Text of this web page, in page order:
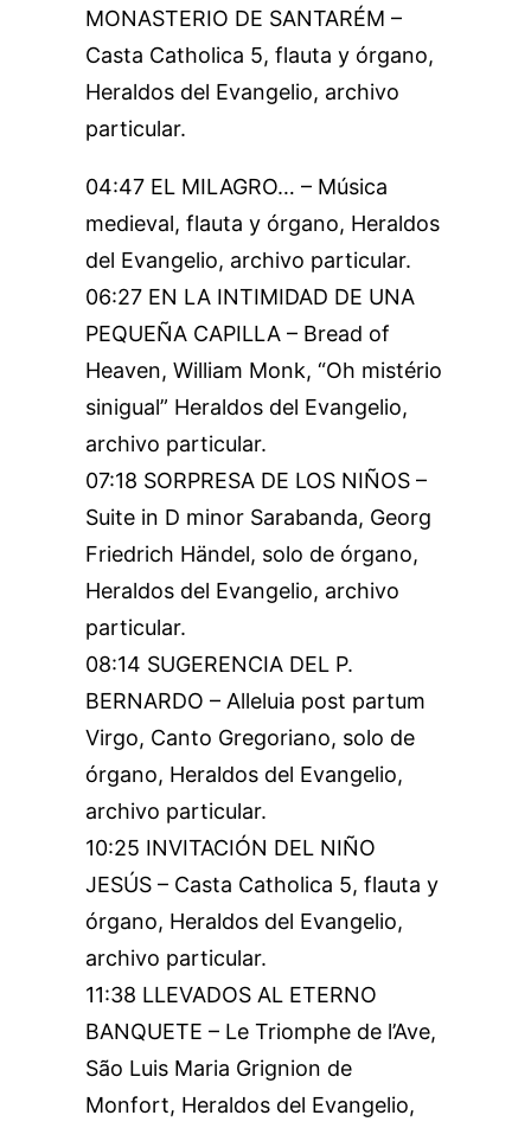
MONASTERIO DE SANTARÉM –
Casta Catholica 5, flauta y órgano,
Heraldos del Evangelio, archivo
particular.
04:47 EL MILAGRO… – Música
medieval, flauta y órgano, Heraldos
del Evangelio, archivo particular.
06:27 EN LA INTIMIDAD DE UNA
PEQUEÑA CAPILLA – Bread of
Heaven, William Monk, “Oh mistério
sinigual” Heraldos del Evangelio,
archivo particular.
07:18 SORPRESA DE LOS NIÑOS –
Suite in D minor Sarabanda, Georg
Friedrich Händel, solo de órgano,
Heraldos del Evangelio, archivo
particular.
08:14 SUGERENCIA DEL P.
BERNARDO – Alleluia post partum
Virgo, Canto Gregoriano, solo de
órgano, Heraldos del Evangelio,
archivo particular.
10:25 INVITACIÓN DEL NIÑO
JESÚS – Casta Catholica 5, flauta y
órgano, Heraldos del Evangelio,
archivo particular.
11:38 LLEVADOS AL ETERNO
BANQUETE – Le Triomphe de l’Ave,
São Luis Maria Grignion de
Monfort, Heraldos del Evangelio,